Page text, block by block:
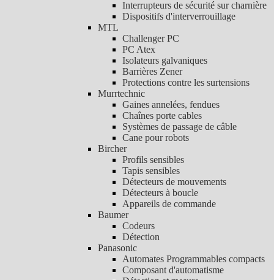
Interrupteurs de sécurité sur charnière
Dispositifs d'interverrouillage
MTL
Challenger PC
PC Atex
Isolateurs galvaniques
Barrières Zener
Protections contre les surtensions
Murrtechnic
Gaines annelées, fendues
Chaînes porte cables
Systèmes de passage de câble
Cane pour robots
Bircher
Profils sensibles
Tapis sensibles
Détecteurs de mouvements
Détecteurs à boucle
Appareils de commande
Baumer
Codeurs
Détection
Panasonic
Automates Programmables compacts
Composant d'automatisme